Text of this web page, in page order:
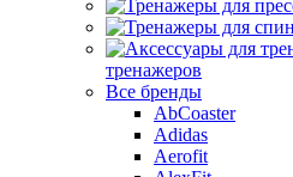
тренажеров
Все бренды
AbCoaster
Adidas
Aerofit